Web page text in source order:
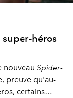
héros
nouveau Spider-
preuve qu'au-
certains